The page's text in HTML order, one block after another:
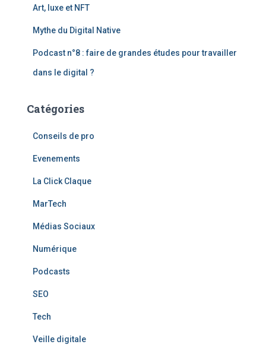
Art, luxe et NFT
Mythe du Digital Native
Podcast n°8 : faire de grandes études pour travailler
dans le digital ?
Catégories
Conseils de pro
Evenements
La Click Claque
MarTech
Médias Sociaux
Numérique
Podcasts
SEO
Tech
Veille digitale